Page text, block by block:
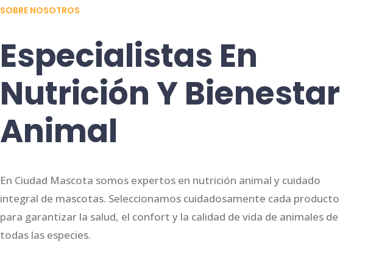
SOBRE NOSOTROS
Especialistas En
Nutrición Y Bienestar
Animal
En Ciudad Mascota somos expertos en nutrición animal y cuidado
integral de mascotas. Seleccionamos cuidadosamente cada producto
para garantizar la salud, el confort y la calidad de vida de animales de
todas las especies.